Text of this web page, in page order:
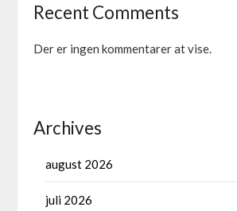
Recent Comments
Der er ingen kommentarer at vise.
Archives
august 2026
juli 2026